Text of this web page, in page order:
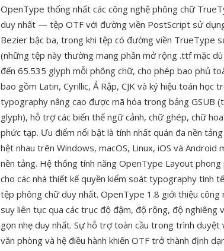
OpenType thống nhất các công nghệ phông chữ
duy nhất — tệp OTF với đường viền PostScript sử
Bezier bậc ba, trong khi tệp có đường viền TrueType
(những tệp này thường mang phần mở rộng .ttf mặc
đến 65.535 glyph mỗi phông chữ, cho phép bao phủ
bao gồm Latin, Cyrillic, Ả Rập, CJK và ký hiệu toán học
typography nâng cao được mã hóa trong bảng GSUB
glyph), hỗ trợ các biến thể ngữ cảnh, chữ ghép, chữ
phức tạp. Ưu điểm nổi bật là tính nhất quán đa nền
hệt nhau trên Windows, macOS, Linux, iOS và
nền tảng. Hệ thống tính năng OpenType Layout phong
cho các nhà thiết kế quyền kiểm soát typography tinh
tệp phông chữ duy nhất. OpenType 1.8 giới thiệu công
suy liên tục qua các trục độ đậm, độ rộng, độ
gọn nhẹ duy nhất. Sự hỗ trợ toàn cầu trong trình
văn phòng và hệ điều hành khiến OTF trở thành định